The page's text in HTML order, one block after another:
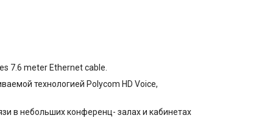
7.6 meter Ethernet cable.
технологией Polycom HD Voice,
в небольших конференц- залах и кабинетах